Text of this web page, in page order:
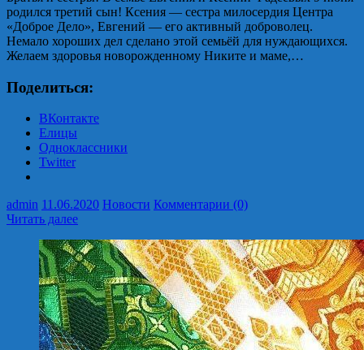
родился третий сын! Ксения — сестра милосердия Центра
«Доброе Дело», Евгений — его активный доброволец.
Немало хороших дел сделано этой семьёй для нуждающихся.
Желаем здоровья новорожденному Никите и маме,…
Поделиться:
ВКонтакте
Елицы
Одноклассники
Twitter
admin 11.06.2020 Новости Комментарии (0)
Читать далее